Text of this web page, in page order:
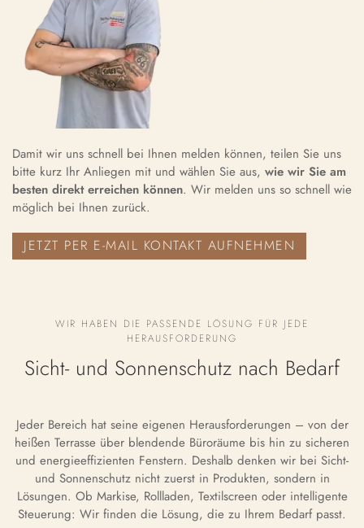
Damit wir uns schnell bei Ihnen melden können, teilen Sie uns
bitte kurz Ihr Anliegen mit und wählen Sie aus, wie wir Sie am
besten direkt erreichen können. Wir melden uns so schnell wie
möglich bei Ihnen zurück.
JETZT PER E-MAIL KONTAKT AUFNEHMEN
WIR HABEN DIE PASSENDE LÖSUNG FÜR JEDE
HERAUSFORDERUNG
Sicht- und Sonnenschutz nach Bedarf
Jeder Bereich hat seine eigenen Herausforderungen – von der
heißen Terrasse über blendende Büroräume bis hin zu sicheren
und energieeffizienten Fenstern. Deshalb denken wir bei Sicht-
und Sonnenschutz nicht zuerst in Produkten, sondern in
Lösungen. Ob Markise, Rollladen, Textilscreen oder intelligente
Steuerung: Wir finden die Lösung, die zu Ihrem Bedarf passt.